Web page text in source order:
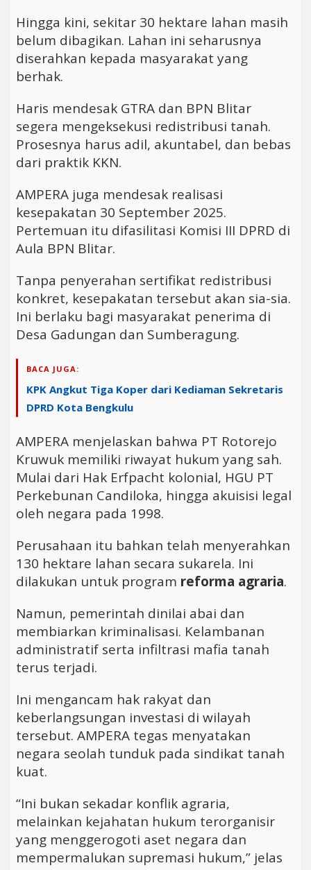
Hingga kini, sekitar 30 hektare lahan masih
belum dibagikan. Lahan ini seharusnya
diserahkan kepada masyarakat yang
berhak.
Haris mendesak GTRA dan BPN Blitar
segera mengeksekusi redistribusi tanah.
Prosesnya harus adil, akuntabel, dan bebas
dari praktik KKN.
AMPERA juga mendesak realisasi
kesepakatan 30 September 2025.
Pertemuan itu difasilitasi Komisi III DPRD di
Aula BPN Blitar.
Tanpa penyerahan sertifikat redistribusi
konkret, kesepakatan tersebut akan sia-sia.
Ini berlaku bagi masyarakat penerima di
Desa Gadungan dan Sumberagung.
BACA JUGA:
KPK Angkut Tiga Koper dari Kediaman Sekretaris
DPRD Kota Bengkulu
AMPERA menjelaskan bahwa PT Rotorejo
Kruwuk memiliki riwayat hukum yang sah.
Mulai dari Hak Erfpacht kolonial, HGU PT
Perkebunan Candiloka, hingga akuisisi legal
oleh negara pada 1998.
Perusahaan itu bahkan telah menyerahkan
130 hektare lahan secara sukarela. Ini
dilakukan untuk program reforma agraria.
Namun, pemerintah dinilai abai dan
membiarkan kriminalisasi. Kelambanan
administratif serta infiltrasi mafia tanah
terus terjadi.
Ini mengancam hak rakyat dan
keberlangsungan investasi di wilayah
tersebut. AMPERA tegas menyatakan
negara seolah tunduk pada sindikat tanah
kuat.
“Ini bukan sekadar konflik agraria,
melainkan kejahatan hukum terorganisir
yang menggerogoti aset negara dan
mempermalukan supremasi hukum,” jelas